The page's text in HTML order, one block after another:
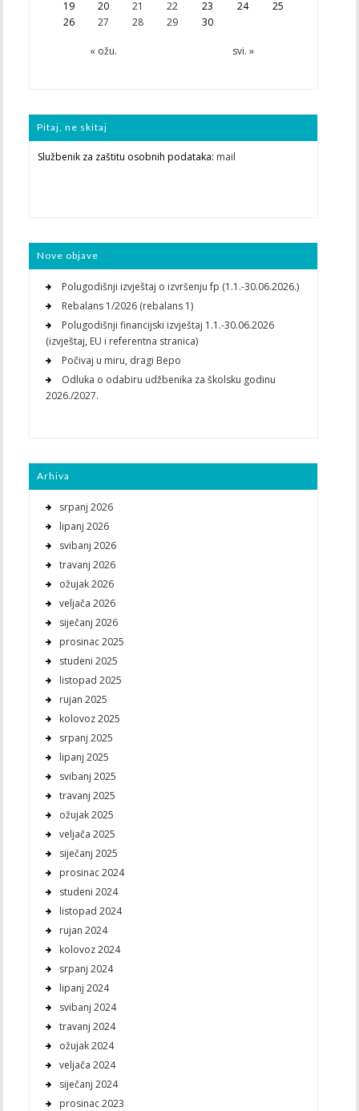
« ožu. svi. »
19
20 21 22 23 24
25
26
27 28 29 30
Pitaj, ne skitaj
Službenik za zaštitu osobnih podataka: mail
Nove objave
Polugodišnji izvještaj o izvršenju fp (1.1.-30.06.2026.)
Rebalans 1/2026 (rebalans 1)
Polugodišnji financijski izvještaj 1.1.-30.06.2026
(izvještaj, EU i referentna stranica)
Počivaj u miru, dragi Bepo
Odluka o odabiru udžbenika za školsku godinu
2026./2027.
Arhiva
srpanj 2026
lipanj 2026
svibanj 2026
travanj 2026
ožujak 2026
veljača 2026
siječanj 2026
prosinac 2025
studeni 2025
listopad 2025
rujan 2025
kolovoz 2025
srpanj 2025
lipanj 2025
svibanj 2025
travanj 2025
ožujak 2025
veljača 2025
siječanj 2025
prosinac 2024
studeni 2024
listopad 2024
rujan 2024
kolovoz 2024
srpanj 2024
lipanj 2024
svibanj 2024
travanj 2024
ožujak 2024
veljača 2024
siječanj 2024
prosinac 2023